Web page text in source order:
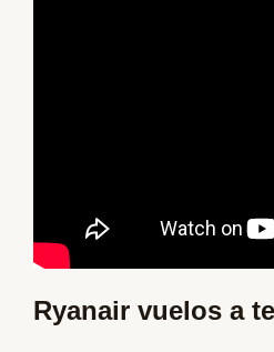
Ryanair vuelos a